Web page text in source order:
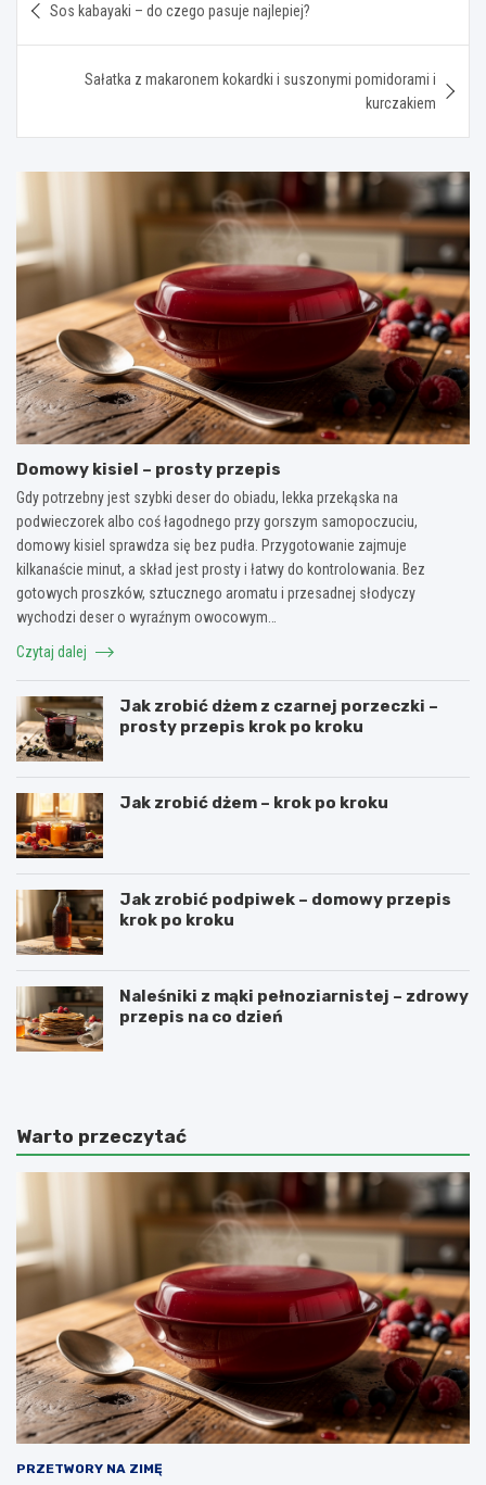
wpisu
Sos kabayaki – do czego pasuje najlepiej?
Sałatka z makaronem kokardki i suszonymi pomidorami i
kurczakiem
Domowy kisiel – prosty przepis
Gdy potrzebny jest szybki deser do obiadu, lekka przekąska na
podwieczorek albo coś łagodnego przy gorszym samopoczuciu,
domowy kisiel sprawdza się bez pudła. Przygotowanie zajmuje
kilkanaście minut, a skład jest prosty i łatwy do kontrolowania. Bez
gotowych proszków, sztucznego aromatu i przesadnej słodyczy
wychodzi deser o wyraźnym owocowym…
Czytaj dalej
Jak zrobić dżem z czarnej porzeczki –
prosty przepis krok po kroku
Jak zrobić dżem – krok po kroku
Jak zrobić podpiwek – domowy przepis
krok po kroku
Naleśniki z mąki pełnoziarnistej – zdrowy
przepis na co dzień
Warto przeczytać
PRZETWORY NA ZIMĘ